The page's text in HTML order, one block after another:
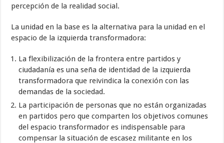
percepción de la realidad social.
La unidad en la base es la alternativa para la unidad en el
espacio de la izquierda transformadora:
La flexibilización de la frontera entre partidos y
ciudadanía es una seña de identidad de la izquierda
transformadora que reivindica la conexión con las
demandas de la sociedad.
La participación de personas que no están organizadas
en partidos pero que comparten los objetivos comunes
del espacio transformador es indispensable para
compensar la situación de escasez militante en los